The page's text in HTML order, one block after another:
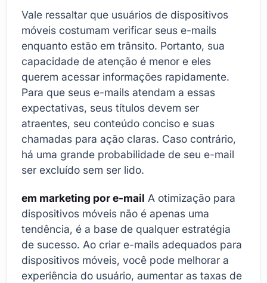
Vale ressaltar que usuários de dispositivos
móveis costumam verificar seus e-mails
enquanto estão em trânsito. Portanto, sua
capacidade de atenção é menor e eles
querem acessar informações rapidamente.
Para que seus e-mails atendam a essas
expectativas, seus títulos devem ser
atraentes, seu conteúdo conciso e suas
chamadas para ação claras. Caso contrário,
há uma grande probabilidade de seu e-mail
ser excluído sem ser lido.
em marketing por e-mail A otimização para
dispositivos móveis não é apenas uma
tendência, é a base de qualquer estratégia
de sucesso. Ao criar e-mails adequados para
dispositivos móveis, você pode melhorar a
experiência do usuário, aumentar as taxas de